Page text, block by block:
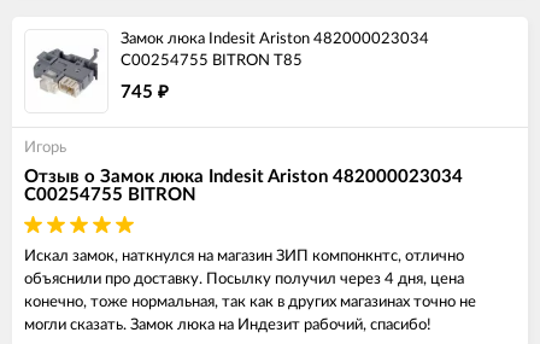
Замок люка Indesit Ariston 482000023034
C00254755 BITRON T85
745 ₽
Игорь
Отзыв о Замок люка Indesit Ariston 482000023034
C00254755 BITRON
Искал замок, наткнулся на магазин ЗИП компонкнтс, отлично
объяснили про доставку. Посылку получил через 4 дня, цена
конечно, тоже нормальная, так как в других магазинах точно не
могли сказать. Замок люка на Индезит рабочий, спасибо!